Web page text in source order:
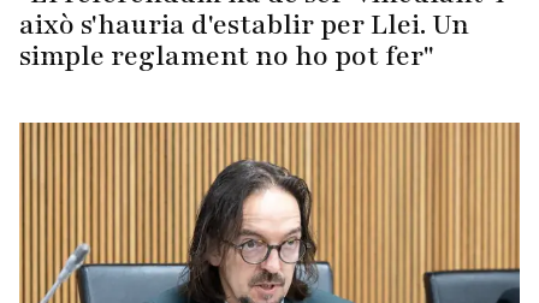
això s'hauria d'establir per Llei. Un
simple reglament no ho pot fer"